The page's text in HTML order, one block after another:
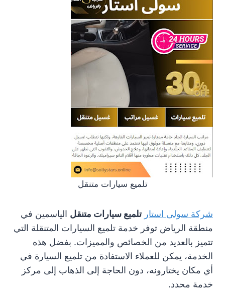
تلميع سيارات متنقل
شركة سولى استار تلميع سيارات متنقل الياسمين في
منطقة الرياض توفر خدمة تلميع السيارات المتنقلة التي
تتميز بالعديد من الخصائص والمميزات. بفضل هذه
الخدمة، يمكن للعملاء الاستفادة من تلميع السيارة في
أي مكان يختارونه، دون الحاجة إلى الذهاب إلى مركز
خدمة محدد.